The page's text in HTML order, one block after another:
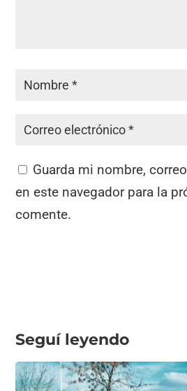
Guarda mi nombre,
en este navegador para la
comente.
Seguí leyendo